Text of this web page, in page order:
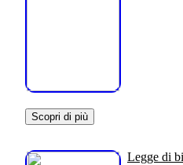
Scopri di più
Legge di